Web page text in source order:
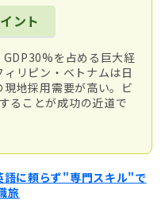
ント
を占める巨大経
リピン・ベトナムは日
地採用需要が高い。ビ
ることが成功の近道で
語に頼らず"専門スキル"で
旅